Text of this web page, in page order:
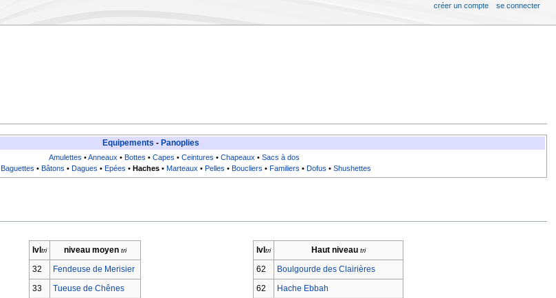
Equipements - Panoplies
Amulettes •Anneaux •Bottes •Capes •Ceintures •Chapeaux •Sacs à dos
Baguettes • Bâtons • Dagues • Epées • Haches• Marteaux • Pelles • Boucliers • Familiers • Dofus • Shushettes
lvl
niveau moyen
32
Fendeuse de Merisier
33
Tueuse de Chênes
lvl
Haut niveau
62
Boulgourde des Clairières
62
Hache Ebbah
créer un compte se connecter